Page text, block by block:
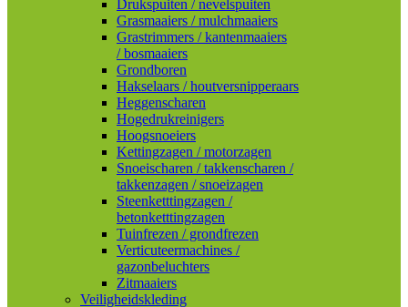
Drukspuiten / nevelspuiten
Grasmaaiers / mulchmaaiers
Grastrimmers / kantenmaaiers
/ bosmaaiers
Grondboren
Hakselaars / houtversnipperaars
Heggenscharen
Hogedrukreinigers
Hoogsnoeiers
Kettingzagen / motorzagen
Snoeischaren / takkenscharen /
takkenzagen / snoeizagen
Steenketttingzagen /
betonketttingzagen
Tuinfrezen / grondfrezen
Verticuteermachines /
gazonbeluchters
Zitmaaiers
Veiligheidskleding